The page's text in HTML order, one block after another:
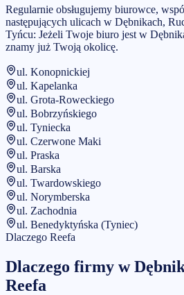
Regularnie obsługujemy biurowce,
następujących ulicach w Dębnikach,
Tyńcu: Jeżeli Twoje biuro jest w
znamy już Twoją okolicę.
ul. Konopnickiej
ul. Kapelanka
ul. Grota-Roweckiego
ul. Bobrzyńskiego
ul. Tyniecka
ul. Czerwone Maki
ul. Praska
ul. Barska
ul. Twardowskiego
ul. Norymberska
ul. Zachodnia
ul. Benedyktyńska (Tyniec)
Dlaczego Reefa
Dlaczego firmy w
Reefa